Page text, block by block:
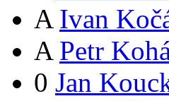
A Ivan
A Petr
0 Jan